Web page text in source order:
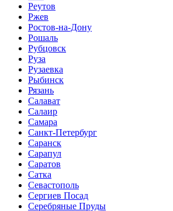
Реутов
Ржев
Ростов-на-Дону
Рошаль
Рубцовск
Руза
Рузаевка
Рыбинск
Рязань
Салават
Салаир
Самара
Санкт-Петербург
Саранск
Сарапул
Саратов
Сатка
Севастополь
Сергиев Посад
Серебряные Пруды